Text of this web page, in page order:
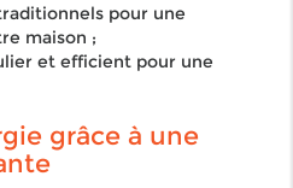
pour une
maison ;
et efficient pour une
grâce à une